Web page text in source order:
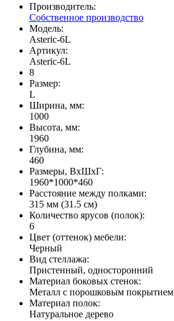
Производитель:
Собственное производство
Модель:
Asteric-6L
Артикул:
Asteric-6L
8
Размер:
L
Ширина, мм:
1000
Высота, мм:
1960
Глубина, мм:
460
Размеры, ВхШхГ:
1960*1000*460
Расстояние между полками:
315 мм (31.5 см)
Количество ярусов (полок):
6
Цвет (оттенок) мебели:
Черный
Вид стеллажа:
Пристенный, односторонний
Материал боковых стенок:
Металл с порошковым покрытием
Материал полок:
Натуральное дерево